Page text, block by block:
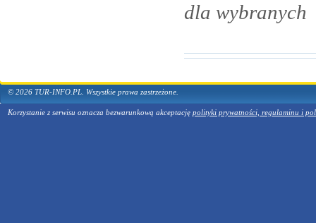
dla wybranych
© 2026 TUR-INFO.PL. Wszystkie prawa zastrzeżone.
Korzystanie z serwisu oznacza bezwarunkową akceptację polityki prywatności, regulaminu i